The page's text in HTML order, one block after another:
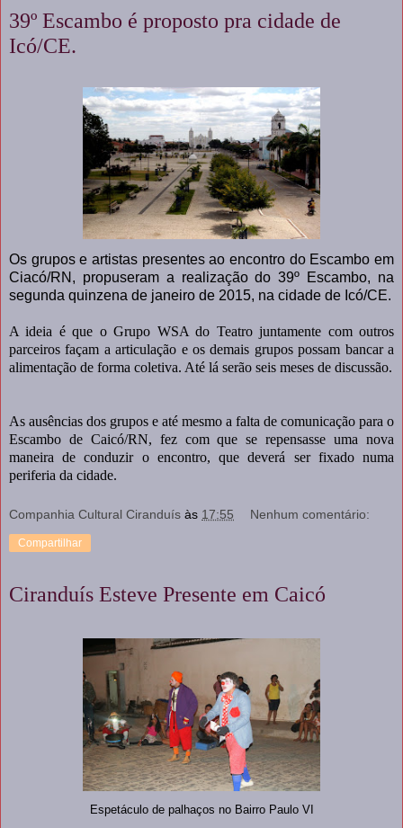
39º Escambo é proposto pra cidade de
Icó/CE.
Os grupos e artistas presentes ao encontro do Escambo em
Ciacó/RN, propuseram a realização do 39º Escambo, na
segunda quinzena de janeiro de 2015, na cidade de Icó/CE.
A ideia é que o Grupo WSA do Teatro juntamente com outros
parceiros façam a articulação e os demais grupos possam bancar a
alimentação de forma coletiva. Até lá serão seis meses de discussão.
As ausências dos grupos e até mesmo a falta de comunicação para o
Escambo de Caicó/RN, fez com que se repensasse uma nova
maneira de conduzir o encontro, que deverá ser fixado numa
periferia da cidade.
Companhia Cultural Ciranduís às 17:55 Nenhum comentário:
Compartilhar
Ciranduís Esteve Presente em Caicó
Espetáculo de palhaços no Bairro Paulo VI